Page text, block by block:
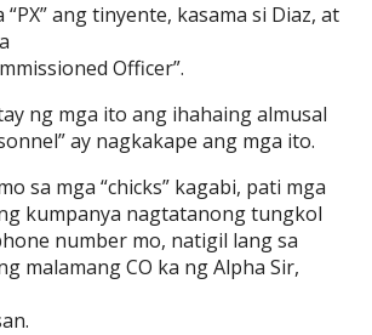
“PX” ang tinyente, kasama si Diaz, at
Officer”.
ng mga ito ang ihahaing almusal
ay nagkakape ang mga ito.
sa mga “chicks” kagabi, pati mga
kumpanya nagtatanong tungkol
number mo, natigil lang sa
malamang CO ka ng Alpha Sir,